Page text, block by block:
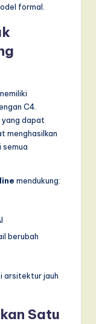
formal.
C4.
yang dapat
menghasilkan
semua
mendukung:
berubah
arsitektur jauh
Satu